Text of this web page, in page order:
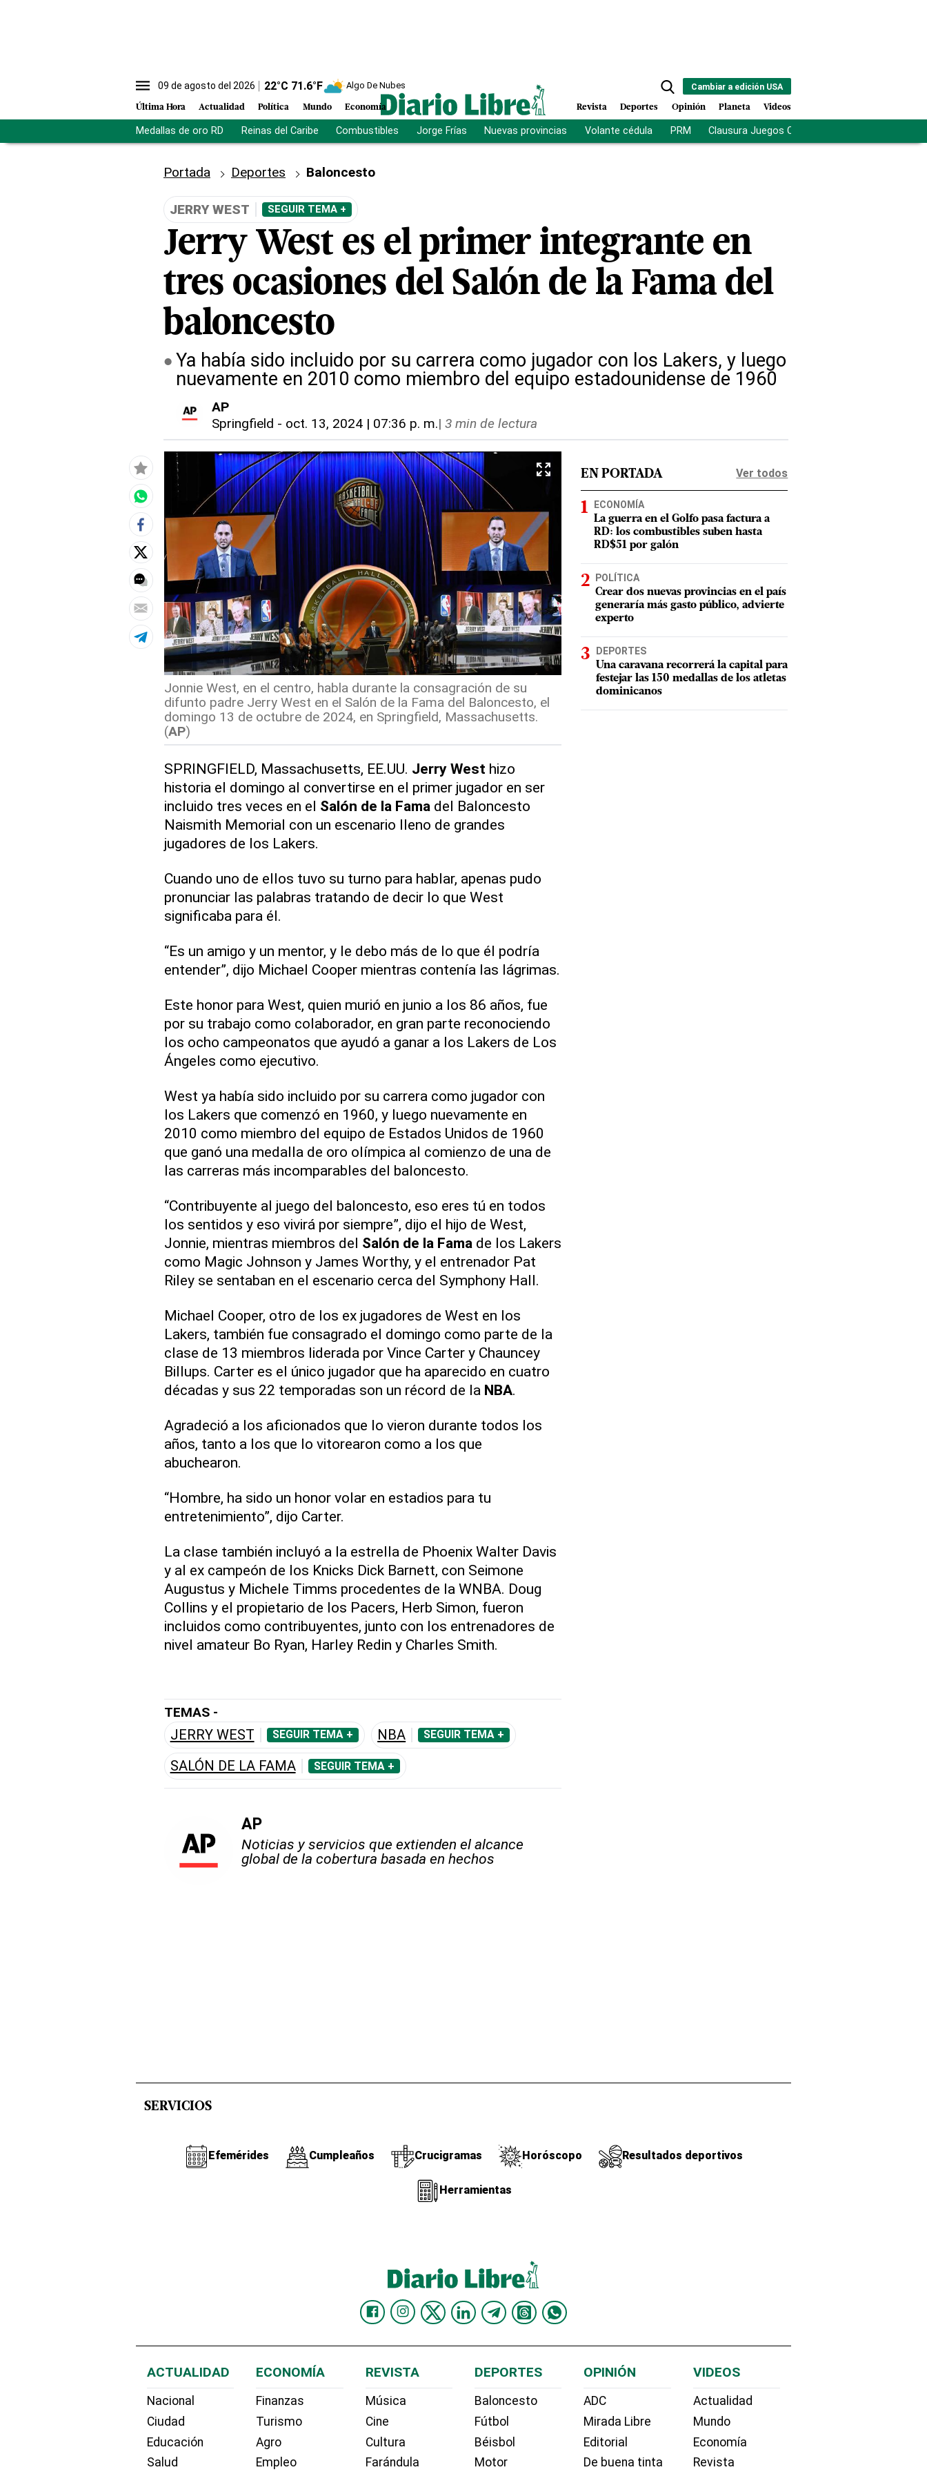
09 de agosto del 2026 22°C 71.6°F Algo De Nubes
Última Hora Actualidad Política Mundo Economía
Cambiar a edición USA
Revista Deportes Opinión Planeta Videos
Medallas de oro RD Reinas del Caribe Combustibles Jorge Frías Nuevas provincias Volante cédula PRM Clausura Juegos Centroamericanos
Portada Deportes Baloncesto
JERRY WEST SEGUIR TEMA +
Jerry West es el primer integrante en
tres ocasiones del Salón de la Fama del
baloncesto
Ya había sido incluido por su carrera como jugador con los Lakers, y luego
nuevamente en 2010 como miembro del equipo estadounidense de 1960
AP
Springfield - oct. 13, 2024 | 07:36 p. m.| 3 min de lectura
Jonnie West, en el centro, habla durante la consagración de su
difunto padre Jerry West en el Salón de la Fama del Baloncesto, el
domingo 13 de octubre de 2024, en Springfield, Massachusetts.
(AP)
SPRINGFIELD, Massachusetts, EE.UU. Jerry West hizo
historia el domingo al convertirse en el primer jugador en ser
incluido tres veces en el Salón de la Fama del Baloncesto
Naismith Memorial con un escenario lleno de grandes
jugadores de los Lakers.
Cuando uno de ellos tuvo su turno para hablar, apenas pudo
pronunciar las palabras tratando de decir lo que West
significaba para él.
“Es un amigo y un mentor, y le debo más de lo que él podría
entender”, dijo Michael Cooper mientras contenía las lágrimas.
Este honor para West, quien murió en junio a los 86 años, fue
por su trabajo como colaborador, en gran parte reconociendo
los ocho campeonatos que ayudó a ganar a los Lakers de Los
Ángeles como ejecutivo.
West ya había sido incluido por su carrera como jugador con
los Lakers que comenzó en 1960, y luego nuevamente en
2010 como miembro del equipo de Estados Unidos de 1960
que ganó una medalla de oro olímpica al comienzo de una de
las carreras más incomparables del baloncesto.
“Contribuyente al juego del baloncesto, eso eres tú en todos
los sentidos y eso vivirá por siempre”, dijo el hijo de West,
Jonnie, mientras miembros del Salón de la Fama de los Lakers
como Magic Johnson y James Worthy, y el entrenador Pat
Riley se sentaban en el escenario cerca del Symphony Hall.
Michael Cooper, otro de los ex jugadores de West en los
Lakers, también fue consagrado el domingo como parte de la
clase de 13 miembros liderada por Vince Carter y Chauncey
Billups. Carter es el único jugador que ha aparecido en cuatro
décadas y sus 22 temporadas son un récord de la NBA.
Agradeció a los aficionados que lo vieron durante todos los
años, tanto a los que lo vitorearon como a los que
abuchearon.
“Hombre, ha sido un honor volar en estadios para tu
entretenimiento”, dijo Carter.
La clase también incluyó a la estrella de Phoenix Walter Davis
y al ex campeón de los Knicks Dick Barnett, con Seimone
Augustus y Michele Timms procedentes de la WNBA. Doug
Collins y el propietario de los Pacers, Herb Simon, fueron
incluidos como contribuyentes, junto con los entrenadores de
nivel amateur Bo Ryan, Harley Redin y Charles Smith.
TEMAS -
JERRY WEST SEGUIR TEMA + NBA SEGUIR TEMA +
SALÓN DE LA FAMA SEGUIR TEMA +
AP
Noticias y servicios que extienden el alcance
global de la cobertura basada en hechos
EN PORTADA Ver todos
ECONOMÍA
La guerra en el Golfo pasa factura a
RD: los combustibles suben hasta
RD$51 por galón
POLÍTICA
Crear dos nuevas provincias en el país
generaría más gasto público, advierte
experto
DEPORTES
Una caravana recorrerá la capital para
festejar las 150 medallas de los atletas
dominicanos
SERVICIOS
Efemérides Cumpleaños Crucigramas Horóscopo Resultados deportivos
Herramientas
ACTUALIDAD
Nacional
Ciudad
Educación
Salud
ECONOMÍA
Finanzas
Turismo
Agro
Empleo
REVISTA
Música
Cine
Cultura
Farándula
DEPORTES
Baloncesto
Fútbol
Béisbol
Motor
OPINIÓN
ADC
Mirada Libre
Editorial
De buena tinta
VIDEOS
Actualidad
Mundo
Economía
Revista